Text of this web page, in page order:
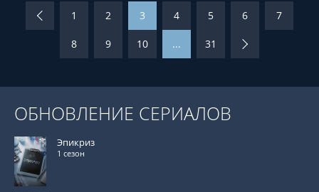
1 2 3 4 5 6 7
8 9 10 ... 31
ОБНОВЛЕНИЕ СЕРИАЛОВ
Эпикриз
1 сезон